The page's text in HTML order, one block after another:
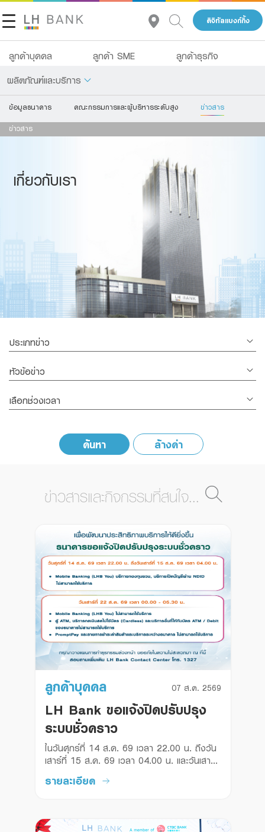
ดิจิทัลแบงก์กิ้ง
ลูกค้าบุคคล ลูกค้า SME ลูกค้าธุรกิจ
ผลิตภัณฑ์และบริการ
เกี่ยวกับเรา
ติดต่อเรา
กลุ่มธุรกิจทางการเงินแลนด์ แอนด์ เฮ้าส์
เงินฝาก
ดิจิทัลแบงก์กิ้ง
Family Banking
Foreigners
ข้อมูลธนาคาร คณะกรรมการและผู้บริหารระดับสูง ข่าวสาร
ข่าวสาร
เกี่ยวกับเรา
ประเภทข่าว
หัวข้อข่าว
เลือกช่วงเวลา
ค้นหา ล้างค่า
ลูกค้าบุคคล 07 ส.ค. 2569
LH Bank ขอแจ้งปิดปรับปรุง
ระบบชั่วคราว
ในวันศุกร์ที่ 14 ส.ค. 69 เวลา 22.00 น. ถึงวัน
เสาร์ที่ 15 ส.ค. 69 เวลา 04.00 น. และวันเสาร์ที่
รายละเอียด